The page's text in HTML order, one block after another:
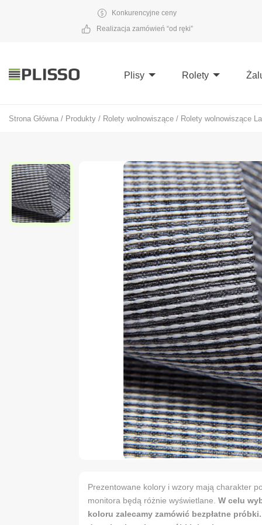
Konkurencyjne ceny
Realizacja zamówień “od ręki”
Plisy Rolety
Strona Główna / Produkty / Rolety wolnowiszące / Rolety wolnowiszące
Prezentowane kolory i wzory mają charakter
monitora będą różnie wyświetlane. W celu
koloru zalecamy zamówić bezpłatne